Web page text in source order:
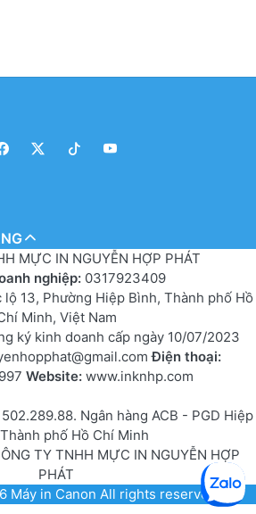
MỰC IN NGUYỄN HỢP PHÁT
nghiệp: 0317923409
lộ 13, Phường Hiệp Bình, Thành phố Hồ
Minh, Việt Nam
ký kinh doanh cấp ngày 10/07/2023
Điện thoại:
Website: www.inknhp.com
502.289.88. Ngân hàng ACB - PGD Hiệp
phố Hồ Chí Minh
TY TNHH MỰC IN NGUYỄN HỢP
PHÁT
Máy in Canon All rights reserved.